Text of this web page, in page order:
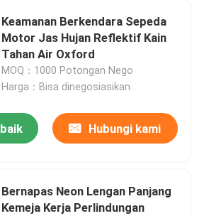
Keamanan Berkendara Sepeda
Motor Jas Hujan Reflektif Kain
Tahan Air Oxford
MOQ：1000 Potongan Nego
Harga：Bisa dinegosiasikan
Hubungi kami
Bernapas Neon Lengan Panjang
Kemeja Kerja Perlindungan